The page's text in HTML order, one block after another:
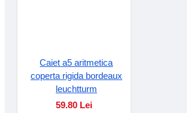
Caiet a5 aritmetica
coperta rigida bordeaux
leuchtturm
59.80 Lei